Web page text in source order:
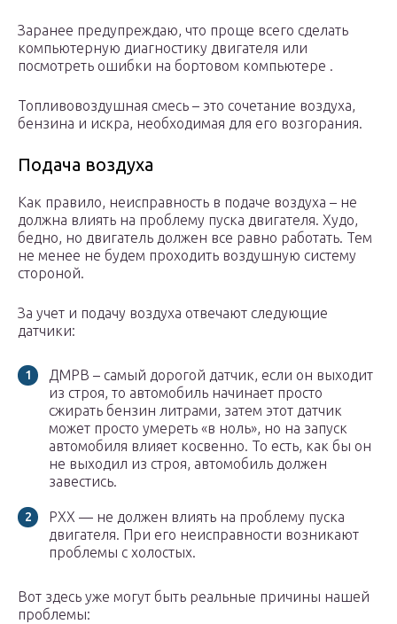
Заранее предупреждаю, что проще всего сделать
компьютерную диагностику двигателя или
посмотреть ошибки на бортовом компьютере .
Топливовоздушная смесь – это сочетание воздуха,
бензина и искра, необходимая для его возгорания.
Подача воздуха
Как правило, неисправность в подаче воздуха – не
должна влиять на проблему пуска двигателя. Худо,
бедно, но двигатель должен все равно работать. Тем
не менее не будем проходить воздушную систему
стороной.
За учет и подачу воздуха отвечают следующие
датчики:
ДМРВ – самый дорогой датчик, если он выходит
из строя, то автомобиль начинает просто
сжирать бензин литрами, затем этот датчик
может просто умереть «в ноль», но на запуск
автомобиля влияет косвенно. То есть, как бы он
не выходил из строя, автомобиль должен
завестись.
РХХ — не должен влиять на проблему пуска
двигателя. При его неисправности возникают
проблемы с холостых.
Вот здесь уже могут быть реальные причины нашей
проблемы: